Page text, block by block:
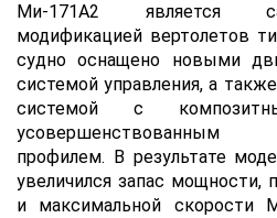
Ми-171А2 является
модификацией вертолетов
судно оснащено новыми
системой управления, а
системой с
усовершенствованным
профилем. В результате
увеличился запас мощности,
и максимальной скорости